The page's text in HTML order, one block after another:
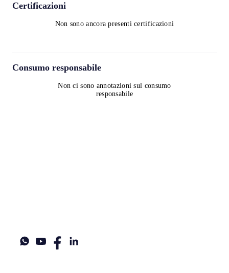
Certificazioni
Non sono ancora presenti certificazioni
Consumo responsabile
Non ci sono annotazioni sul consumo
responsabile